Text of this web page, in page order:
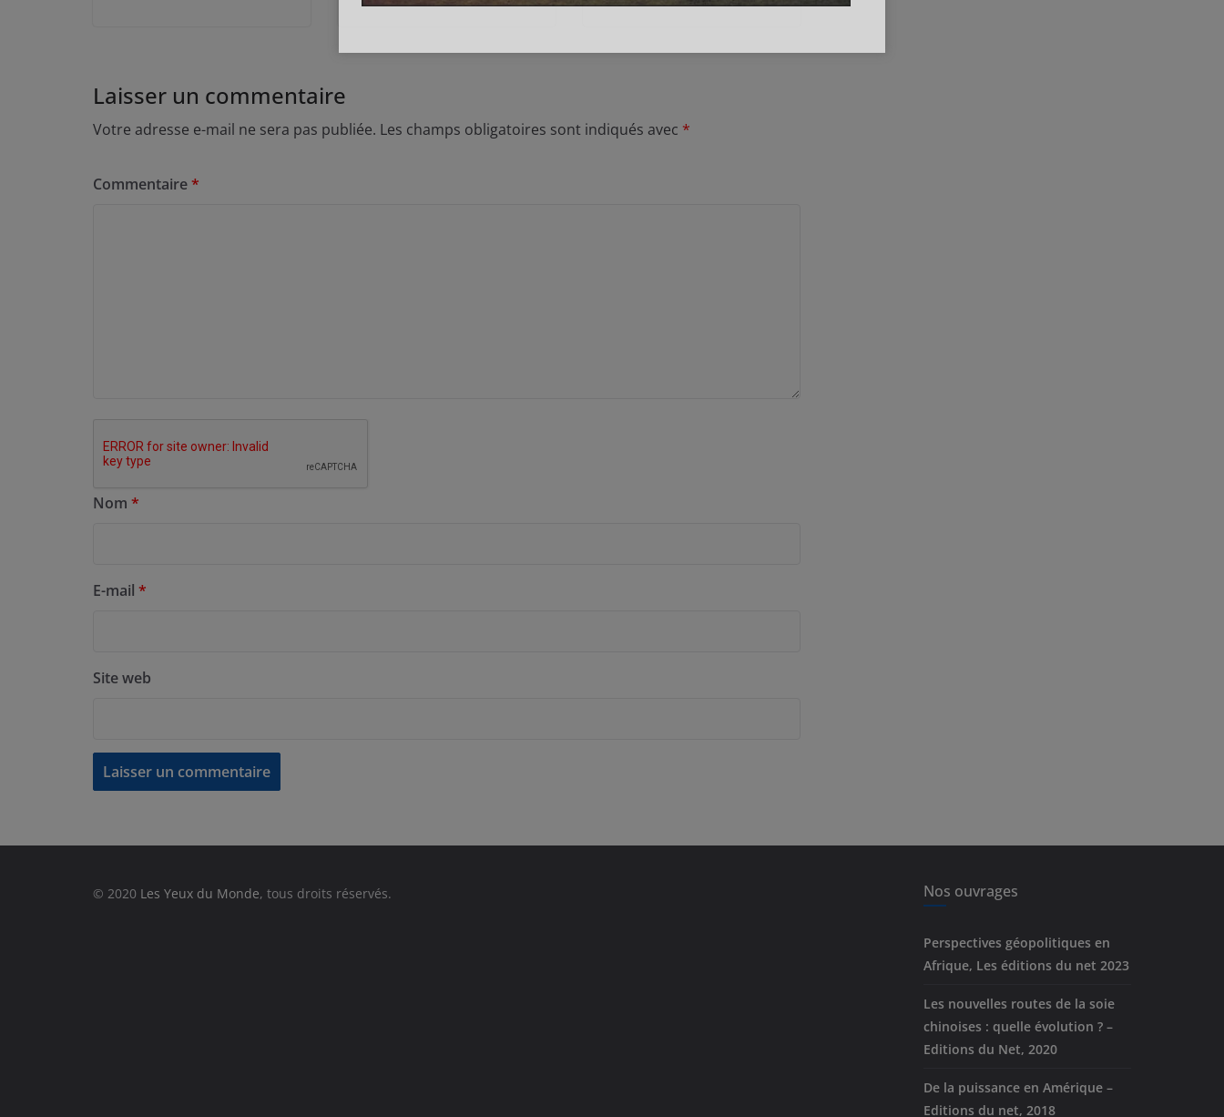
Laisser un commentaire
Votre adresse e-mail ne sera pas publiée. Les champs obligatoires sont indiqués avec *
Commentaire*
Nom *
E-mail *
Site web
© 2020 Les Yeux du Monde, tous droits réservés. Nos ouvrages
Perspectives géopolitiques en
Afrique, Les éditions du net 2023
Les nouvelles routes de la soie
chinoises : quelle évolution ? –
Editions du Net, 2020
De la puissance en Amérique –
Editions du net, 2018